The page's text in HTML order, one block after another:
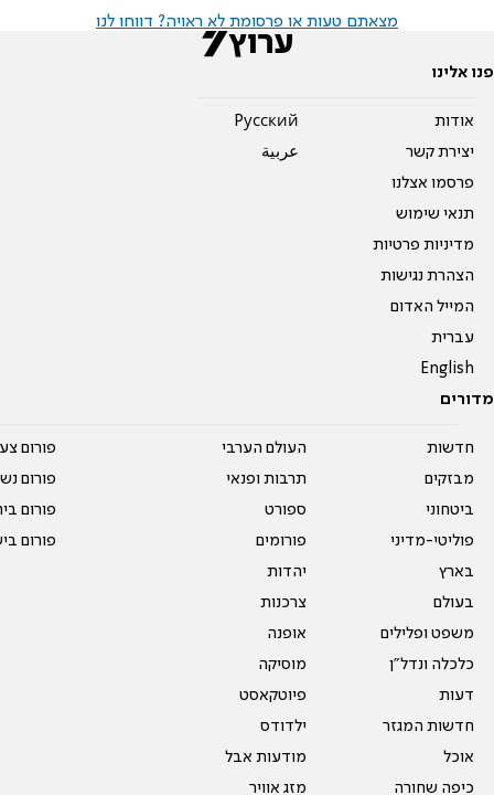
מצאתם טעות או פרסומת לא ראויה? דווחו לנו
פנו אלינו
אודות
יצירת קשר
פרסמו אצלנו
תנאי שימוש
מדיניות פרטיות
הצהרת נגישות
המייל האדום
עברית
English
Pусский
عربية
מדורים
חדשות
מבזקים
ביטחוני
פוליטי-מדיני
בארץ
בעולם
משפט ופלילים
כלכלה ונדל"ן
דעות
חדשות המגזר
אוכל
כיפה שחורה
העולם הערבי
תרבות ופנאי
ספורט
פורומים
יהדות
צרכנות
אופנה
מוסיקה
פיוטקאסט
ילדודס
מודעות אבל
מזג אוויר
פורום
פורום
פורום
פורום